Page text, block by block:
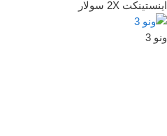
اینستینکت 2X سولار
ونو 3